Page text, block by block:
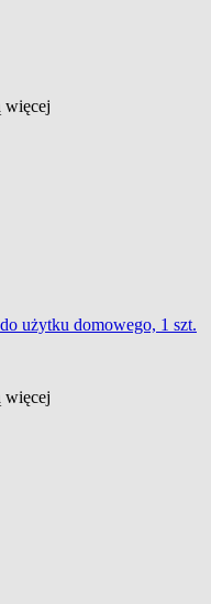
więcej
użytku domowego, 1 szt.
więcej